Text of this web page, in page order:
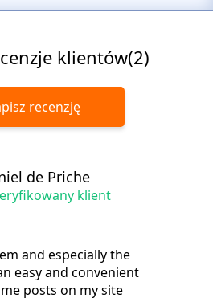
klientów(2)
recenzję
de Priche
klient
and especially the
easy and convenient
posts on my site